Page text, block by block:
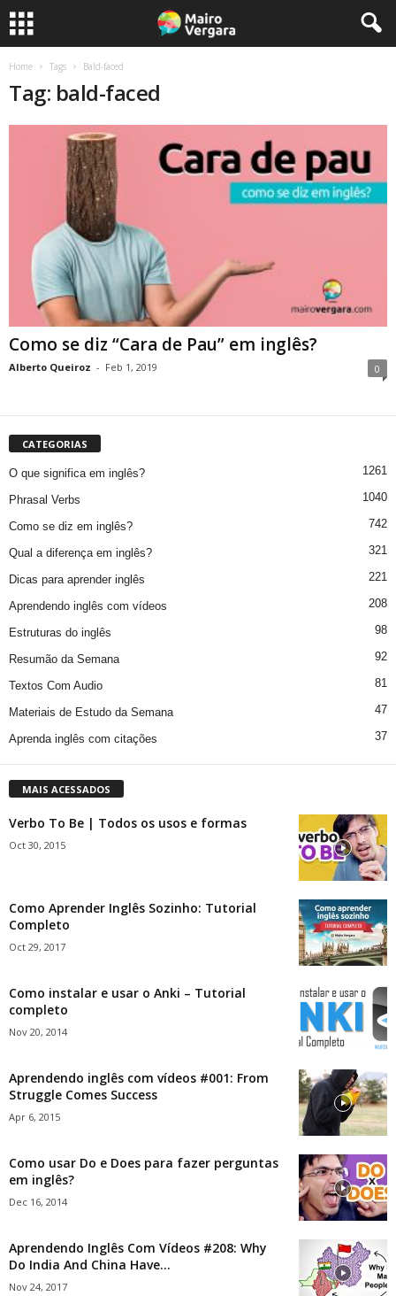
Home Tags Bald-faced
Tag: bald-faced
Como se diz “Cara de Pau” em inglês?
Alberto Queiroz - Feb 1, 2019 0
CATEGORIAS
O que significa em inglês? 1261
Phrasal Verbs 1040
Como se diz em inglês? 742
Qual a diferença em inglês? 321
Dicas para aprender inglês 221
Aprendendo inglês com vídeos 208
Estruturas do inglês 98
Resumão da Semana 92
Textos Com Audio 81
Materiais de Estudo da Semana 47
Aprenda inglês com citações 37
MAIS ACESSADOS
Verbo To Be | Todos os usos e formas
Oct 30, 2015
Como Aprender Inglês Sozinho: Tutorial
Completo
Oct 29, 2017
Como instalar e usar o Anki – Tutorial
completo
Nov 20, 2014
Aprendendo inglês com vídeos #001: From
Struggle Comes Success
Apr 6, 2015
Como usar Do e Does para fazer perguntas
em inglês?
Dec 16, 2014
Aprendendo Inglês Com Vídeos #208: Why
Do India And China Have...
Nov 24, 2017